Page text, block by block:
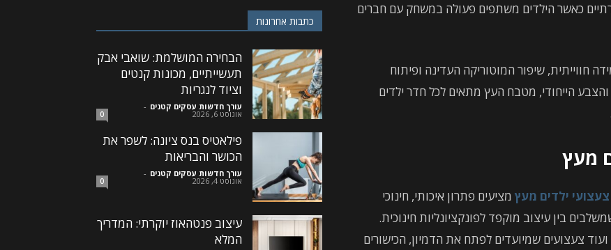
כאשר הילדים משתפים פעולה במשחק עם חברים
שיפור המוטוריקה העדינה ופיתוח
והצבע הייחודי, מטבח העץ מתאים לכל חדר ילדים
מעץ
צעצועי ילדים מעץ מציעים פתרון איכותי, חינוכי
בין עיצוב מוקפד לפונקציונליות חינוכית.
צעצועים שמיועדים לפתח את הדמיון, הכישורים
כתבות אחרונות
הבחירה המושלמת: שואבי אבק
תעשייתיים, מכונות קנטים
וציוד לנגריות
עורך חדשות עסקים קטנים -
אוגוסט 6, 2026 0
פילאטיס בנס ציונה: לשפר את
הכושר והבריאות
עורך חדשות עסקים קטנים -
אוגוסט 4, 2026 0
עיצוב פנטהאוז יוקרתי: המדריך
המלא